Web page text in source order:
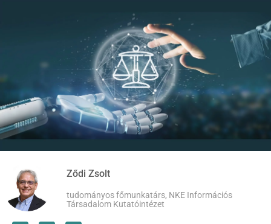
Ződi Zsolt
tudományos főmunkatárs, NKE Információs
Társadalom Kutatóintézet